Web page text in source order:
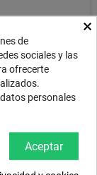
DETALLES
×
de
sociales y las
ofrecerte
personales
Aceptar